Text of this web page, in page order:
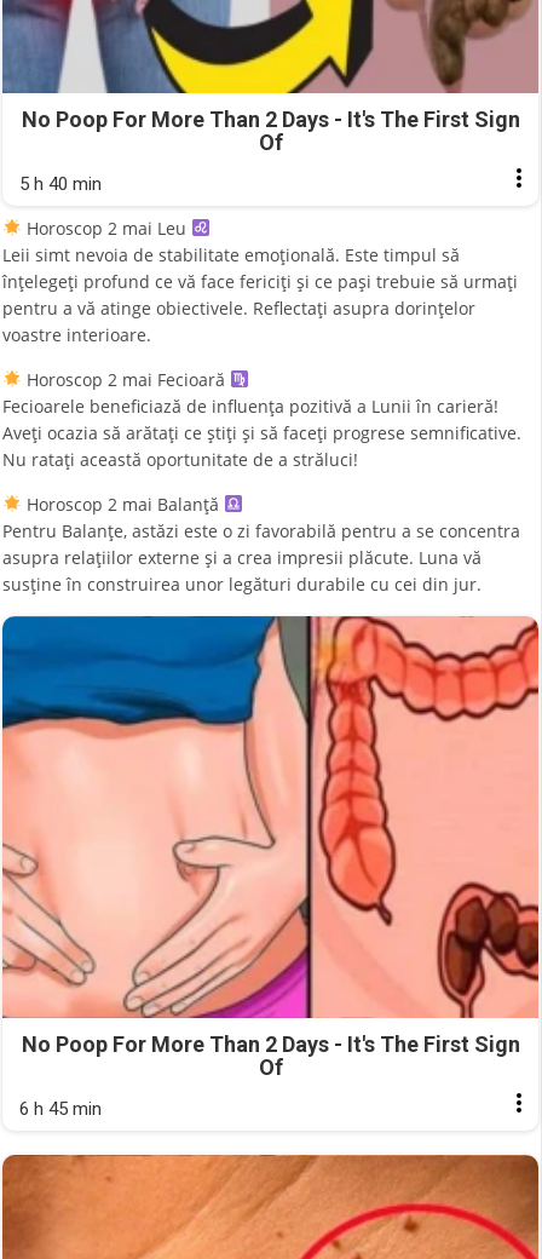
No Poop For More Than 2 Days - It's The First Sign
Of
5 h 40 min
Horoscop 2 mai Leu
Leii simt nevoia de stabilitate emoțională. Este timpul să
înțelegeți profund ce vă face fericiți și ce pași trebuie să urmați
pentru a vă atinge obiectivele. Reflectați asupra dorințelor
voastre interioare.
Horoscop 2 mai Fecioară
Fecioarele beneficiază de influența pozitivă a Lunii în carieră!
Aveți ocazia să arătați ce știți și să faceți progrese semnificative.
Nu ratați această oportunitate de a străluci!
Horoscop 2 mai Balanță
Pentru Balanțe, astăzi este o zi favorabilă pentru a se concentra
asupra relațiilor externe și a crea impresii plăcute. Luna vă
susține în construirea unor legături durabile cu cei din jur.
No Poop For More Than 2 Days - It's The First Sign
Of
6 h 45 min